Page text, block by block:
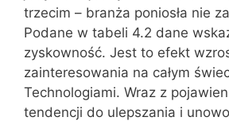
trzecim – branża poniosła nie
Podane w tabeli 4.2 dane
zyskowność. Jest to efekt
zainteresowania na całym
Technologiami. Wraz z
tendencji do ulepszania i